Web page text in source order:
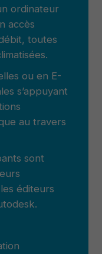
ordinateur
accès
toutes
ou en E-
s’appuyant
au travers
sont
éditeurs